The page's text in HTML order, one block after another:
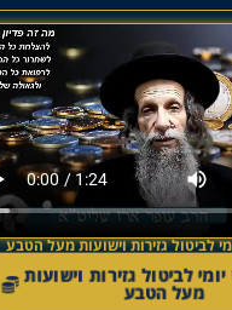
לביטול גזירות וישועות מעל הטבע
לביטול גזירות וישועות
מעל הטבע